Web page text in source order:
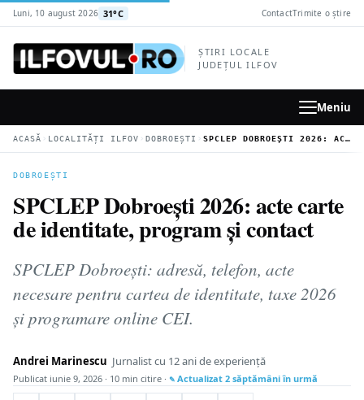
conținutul
Luni, 10 august 2026 31°C ContactTrimite o știre
ȘTIRI LOCALE
JUDEȚUL ILFOV
Meniu
ACASĂ › LOCALITĂȚI ILFOV › DOBROEȘTI › SPCLEP DOBROEȘTI 2026: ACTE CARTE DE IDENTITATE, PROGRAM ȘI CONTACT
DOBROEȘTI
SPCLEP Dobroești 2026: acte carte
de identitate, program și contact
SPCLEP Dobroești: adresă, telefon, acte
necesare pentru cartea de identitate, taxe 2026
și programare online CEI.
Andrei Marinescu Jurnalist cu 12 ani de experiență
Publicat iunie 9, 2026 · 10 min citire · Actualizat 2 săptămâni în urmă